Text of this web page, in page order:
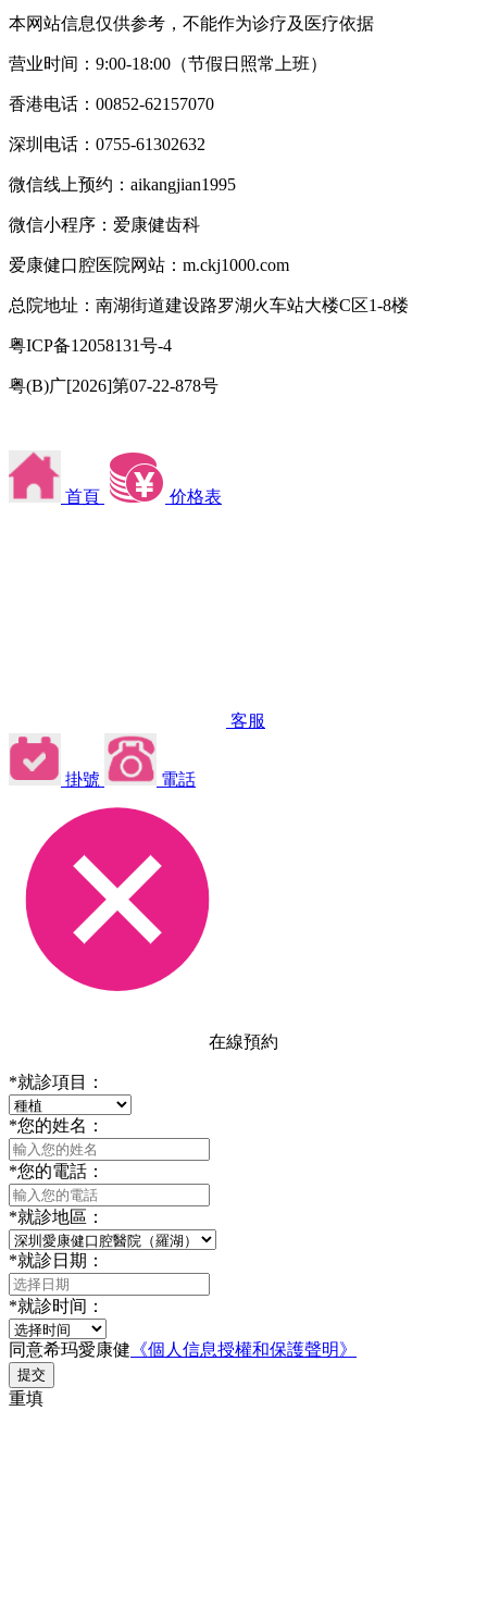
本网站信息仅供参考，不能作为诊疗及医疗依据
营业时间：9:00-18:00（节假日照常上班）
香港电话：00852-62157070
深圳电话：0755-61302632
微信线上预约：aikangjian1995
微信小程序：爱康健齿科
爱康健口腔医院网站：m.ckj1000.com
总院地址：南湖街道建设路罗湖火车站大楼C区1-8楼
粤ICP备12058131号-4
粤(B)广[2026]第07-22-878号
首頁 价格表
客服
掛號 電話
在線預約
*就診項目：
*您的姓名：
*您的電話：
*就診地區：
*就診日期：
*就診时间：
同意希玛愛康健 《個人信息授權和保護聲明》
提交
重填